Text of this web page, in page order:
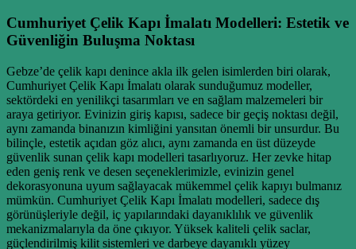
Cumhuriyet Çelik Kapı İmalatı Modelleri: Estetik ve
Güvenliğin Buluşma Noktası
Gebze’de çelik kapı denince akla ilk gelen isimlerden biri olarak,
Cumhuriyet Çelik Kapı İmalatı olarak sunduğumuz modeller,
sektördeki en yenilikçi tasarımları ve en sağlam malzemeleri bir
araya getiriyor. Evinizin giriş kapısı, sadece bir geçiş noktası değil,
aynı zamanda binanızın kimliğini yansıtan önemli bir unsurdur. Bu
bilinçle, estetik açıdan göz alıcı, aynı zamanda en üst düzeyde
güvenlik sunan çelik kapı modelleri tasarlıyoruz. Her zevke hitap
eden geniş renk ve desen seçeneklerimizle, evinizin genel
dekorasyonuna uyum sağlayacak mükemmel çelik kapıyı bulmanız
mümkün. Cumhuriyet Çelik Kapı İmalatı modelleri, sadece dış
görünüşleriyle değil, iç yapılarındaki dayanıklılık ve güvenlik
mekanizmalarıyla da öne çıkıyor. Yüksek kaliteli çelik saclar,
güçlendirilmiş kilit sistemleri ve darbeye dayanıklı yüzey